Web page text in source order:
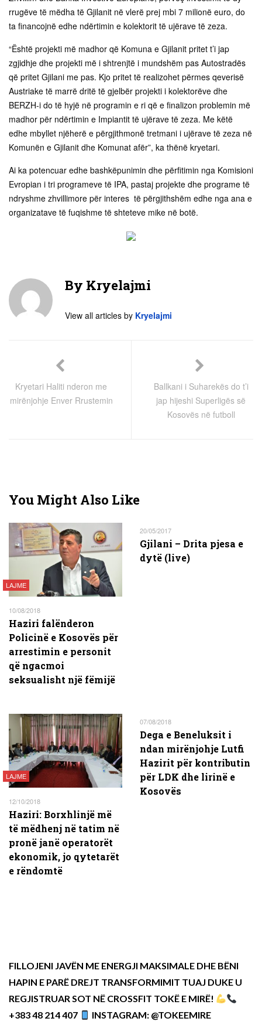
rrugëve të mëdha të Gjilanit në vlerë prej mbi 7 milionë euro, do
ta financojnë edhe ndërtimin e kolektorit të ujërave të zeza.
“Është projekti më madhor që Komuna e Gjilanit pritet t’i jap
zgjidhje dhe projekti më i shtrenjtë i mundshëm pas Autostradës
që pritet Gjilani me pas. Kjo pritet të realizohet përmes qeverisë
Austriake të marrë dritë të gjelbër projekti i kolektorëve dhe
BERZH-i do të hyjë në programin e ri që e finalizon problemin më
madhor për ndërtimin e Impiantit të ujërave të zeza. Me këtë
edhe mbyllet njëherë e përgjithmonë tretmani i ujërave të zeza në
Komunën e Gjilanit dhe Komunat afër”, ka thënë kryetari.
Ai ka potencuar edhe bashkëpunimin dhe përfitimin nga Komisioni
Evropian i tri programeve të IPA, pastaj projekte dhe programe të
ndryshme zhvillimore për interes të përgjithshëm edhe nga ana e
organizatave të fuqishme të shteteve mike në botë.
By Kryelajmi
View all articles by Kryelajmi
Kryetari Haliti nderon me
mirënjohje Enver Rrustemin
Ballkani i Suharekës do t’i
jap hijeshi Superligës së
Kosovës në futboll
You Might Also Like
LAJME
10/08/2018
Haziri falënderon
Policinë e Kosovës për
arrestimin e personit
që ngacmoi
seksualisht një fëmijë
20/05/2017
Gjilani – Drita pjesa e
dytë (live)
LAJME
12/10/2018
Haziri: Borxhlinjë më
të mëdhenj në tatim në
pronë janë operatorët
ekonomik, jo qytetarët
e rëndomtë
07/08/2018
Dega e Beneluksit i
ndan mirënjohje Lutfi
Hazirit për kontributin
për LDK dhe lirinë e
Kosovës
FILLOJENI JAVËN ME ENERGJI MAKSIMALE DHE BËNI
HAPIN E PARË DREJT TRANSFORMIMIT TUAJ DUKE U
REGJISTRUAR SOT NË CROSSFIT TOKË E MIRË!
+383 48 214 407
INSTAGRAM: @TOKEEMIRE